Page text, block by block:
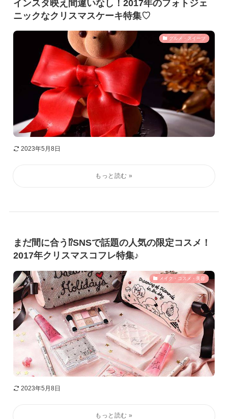
インスタ映え間違いなし！2017年のフォトジェ
ニックなクリスマスケーキ特集♡
グルメ・スイーツ
2023年5月8日
まだ間に合う⁉SNSで話題の人気の限定コスメ！
2017年クリスマスコフレ特集♪
メイク・コスメ・美容
2023年5月8日